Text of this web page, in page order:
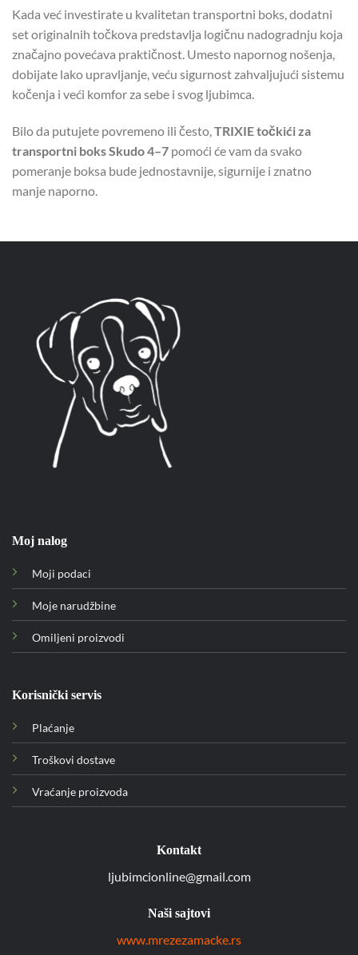
Kada već investirate u kvalitetan transportni boks, dodatni
set originalnih točkova predstavlja logičnu nadogradnju koja
značajno povećava praktičnost. Umesto napornog nošenja,
dobijate lako upravljanje, veću sigurnost zahvaljujući sistemu
kočenja i veći komfor za sebe i svog ljubimca.
Bilo da putujete povremeno ili često,TRIXIE točkići za
transportni boks Skudo 4–7 pomoći će vam da svako
pomeranje boksa bude jednostavnije, sigurnije i znatno
manje naporno.
Moj nalog
Moji podaci
Moje narudžbine
Omiljeni proizvodi
Korisnički servis
Plaćanje
Troškovi dostave
Vraćanje proizvoda
Kontakt
ljubimcionline@gmail.com
Naši sajtovi
www.mrezezamacke.rs